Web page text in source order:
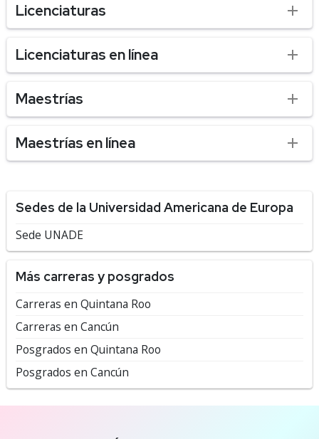
Licenciaturas
Licenciaturas en línea
Maestrías
Maestrías en línea
Sedes de la Universidad Americana de Europa
Sede UNADE
Más carreras y posgrados
Carreras en Quintana Roo
Carreras en Cancún
Posgrados en Quintana Roo
Posgrados en Cancún